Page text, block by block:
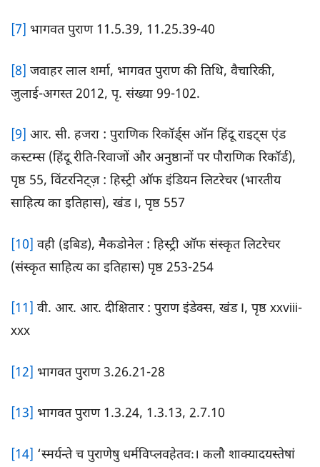
[7] भागवत पुराण 11.5.39, 11.25.39-40
[8] जवाहर लाल शर्मा, भागवत पुराण की तिथि, वैचारिकी,
जुलाई-अगस्त 2012, पृ. संख्या 99-102.
[9] आर. सी. हजरा : पुराणिक रिकॉर्ड्स ऑन हिंदू राइट्स एंड
कस्टम्स (हिंदू रीति-रिवाजों और अनुष्ठानों पर पौराणिक रिकॉर्ड),
पृष्ठ 55, विंटरनिट्ज़ : हिस्ट्री ऑफ इंडियन लिटरेचर (भारतीय
साहित्य का इतिहास), खंड I, पृष्ठ 557
[10] वही (इबिड), मैकडोनेल : हिस्ट्री ऑफ संस्कृत लिटरेचर
(संस्कृत साहित्य का इतिहास) पृष्ठ 253-254
[11]
वी. आर. आर. दीक्षितार : पुराण इंडेक्स, खंड I, पृष्ठ xxviii-
xxx
[12] भागवत पुराण 3.26.21-28
[13] भागवत पुराण 1.3.24, 1.3.13, 2.7.10
[14] ‘स्मर्यन्ते च पुराणेषु धर्मविप्लवहेतवः। कलौ शाक्यादयस्तेषां